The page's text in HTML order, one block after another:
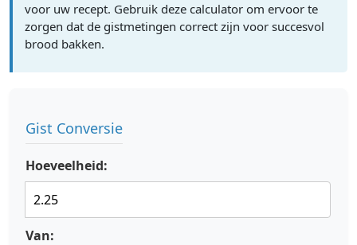
voor uw recept. Gebruik deze calculator om ervoor te
zorgen dat de gistmetingen correct zijn voor succesvol
brood bakken.
Gist Conversie
Hoeveelheid:
Van: